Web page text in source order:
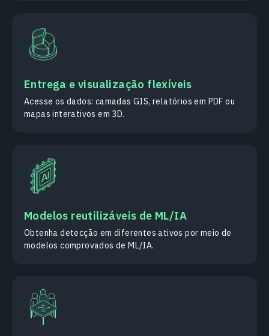
Entrega e visualização flexíveis
Acesse os dados: camadas GIS, relatórios em PDF ou
mapas interativos em 3D.
Modelos reutilizáveis de ML/IA
Obtenha detecção em diferentes ativos por meio de
modelos comprovados de ML/IA.